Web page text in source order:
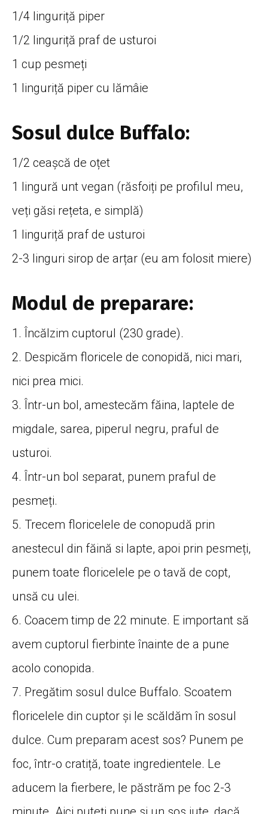
1/4 linguriță piper
1/2 linguriță praf de usturoi
1 cup pesmeți
1 linguriță piper cu lămâie
Sosul dulce Buffalo:
1/2 ceașcă de oțet
1 lingură unt vegan (răsfoiți pe profilul meu,
veți găsi rețeta, e simplă)
1 linguriță praf de usturoi
2-3 linguri sirop de arțar (eu am folosit miere)
Modul de preparare:
1. Încălzim cuptorul (230 grade).
2. Despicăm floricele de conopidă, nici mari,
nici prea mici.
3. Într-un bol, amestecăm făina, laptele de
migdale, sarea, piperul negru, praful de
usturoi.
4. Într-un bol separat, punem praful de
pesmeți.
5. Trecem floricelele de conopudă prin
anestecul din făină si lapte, apoi prin pesmeți,
punem toate floricelele pe o tavă de copt,
unsă cu ulei.
6. Coacem timp de 22 minute. E important să
avem cuptorul fierbinte înainte de a pune
acolo conopida.
7. Pregătim sosul dulce Buffalo. Scoatem
floricelele din cuptor și le scăldăm în sosul
dulce. Cum preparam acest sos? Punem pe
foc, într-o cratiță, toate ingredientele. Le
aducem la fierbere, le păstrăm pe foc 2-3